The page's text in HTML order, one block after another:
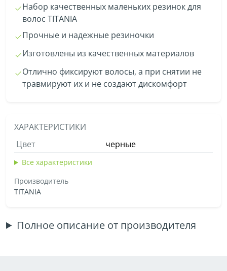
Набор качественных маленьких резинок для
волос TITANIA
Прочные и надежные резиночки
Изготовлены из качественных материалов
Отлично фиксируют волосы, а при снятии не
травмируют их и не создают дискомфорт
ХАРАКТЕРИСТИКИ
Цвет
черные
Все характеристики
Производитель
TITANIA
Полное описание от производителя